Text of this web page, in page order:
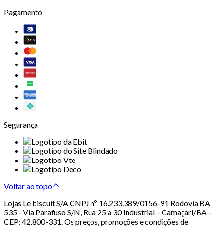
Pagamento
Segurança
Voltar ao topo
Lojas Le biscuit S/A CNPJ nº 16.233.389/0156-91 Rodovia BA
535 - Via Parafuso S/N, Rua 25 a 30 Industrial – Camaçari/BA –
CEP: 42.800-331. Os preços, promoções e condições de